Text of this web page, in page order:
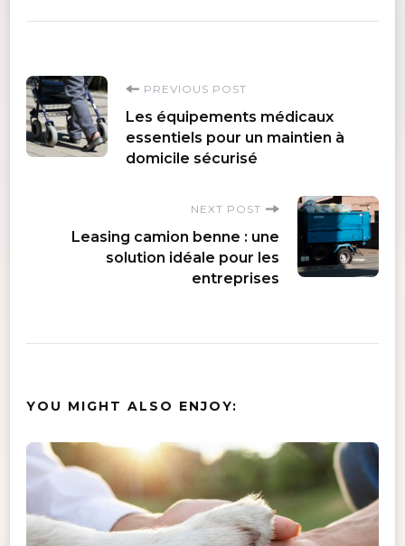
Post
Navigation
PREVIOUS POST
Les équipements médicaux
essentiels pour un maintien à
domicile sécurisé
NEXT POST
Leasing camion benne : une
solution idéale pour les
entreprises
YOU MIGHT ALSO ENJOY: